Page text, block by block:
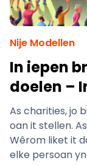
Nije Modellen
In iepen
doelen –
As charities, jo
oan it stellen.
Wêrom liket it
elke persoan